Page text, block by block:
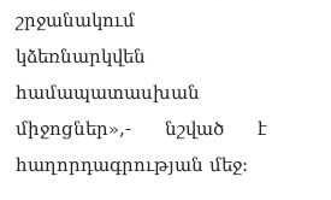
շրջանակում
կձեռնարկվեն
համապատասխան
միջոցներ»,- նշված է
հաղորդագրության մեջ: